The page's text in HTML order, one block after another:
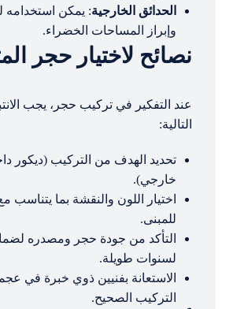
الحدائق الخارجية: يمكن استخدامه
وإبراز المساحات الخضراء.
نصائح لاختيار حجر
عند التفكير في تركيب حجر، يجب
التالية:
تحديد الهدف من التركيب (ديكور
خارجي).
اختيار اللون والنقشة بما يتناسب
للمبنى.
التأكد من جودة حجر ومصدره
لسنوات طويلة.
الاستعانة بفنيين ذوي خبرة في
التركيب الصحيح.